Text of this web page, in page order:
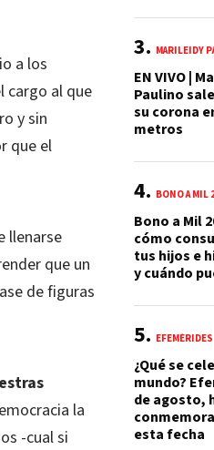
a los
cargo al que
y sin
que el
llenarse
que un
de figuras
la
-cual si
MARILEIDY
EN VIVO |
Paulino
su corona
metros
BONO A MIL
Bono a Mil
cómo
tus hijos e
y cuándo
EFEMÉRIDES
¿Qué se
mundo?
de agosto,
esta fecha